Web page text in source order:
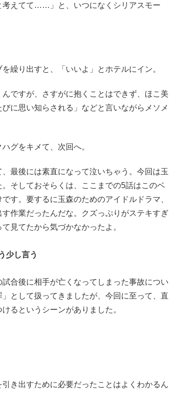
考えてて……」と、いつになくシリアスモー
繰り出すと、「いいよ」とホテルにイン。
ですが、さすがに抱くことはできず、ほこ美
に思い知らされる」などと言いながらメソメ
グをキメて、次回へ。
最後には素直になって泣いちゃう。今回は玉
そしておそらくは、ここまでの5話はこのベ
す。要するに玉森のためのアイドルドラマ、
作業だったんだな。クズっぷりがステキすぎ
見てたから気づかなかったよ。
少し言う
合後に相手が亡くなってしまった事故につい
として扱ってきましたが、今回に至って、直
るというシーンがありました。
き出すために必要だったことはよくわかるん